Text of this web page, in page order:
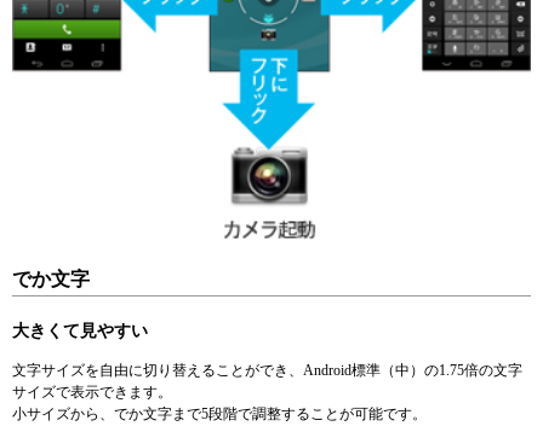
でか文字
大きくて見やすい
文字サイズを自由に切り替えることができ、Android標準（中）の1.75倍の文字
サイズで表示できます。
小サイズから、でか文字まで5段階で調整することが可能です。